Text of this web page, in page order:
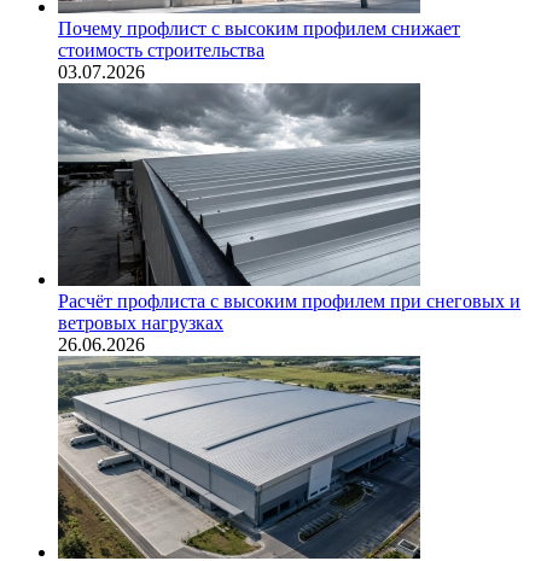
Почему профлист с высоким профилем снижает
стоимость строительства
03.07.2026
Расчёт профлиста с высоким профилем при снеговых и
ветровых нагрузках
26.06.2026